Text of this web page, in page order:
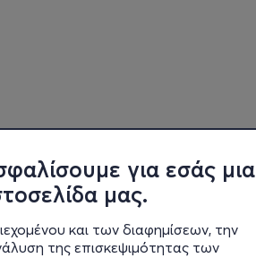
για εσάς μια
μας.
και των διαφημίσεων, την
της επισκεψιμότητας των